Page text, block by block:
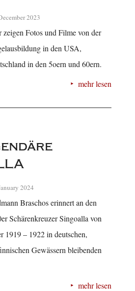
2023
zeigen Fotos und Filme von der
in den USA,
in den 5oern und 60ern.
mehr lesen
2024
Braschos erinnert an den
Schärenkreuzer Singoalla von
1919 – 1922 in deutschen,
Gewässern bleibenden
mehr lesen